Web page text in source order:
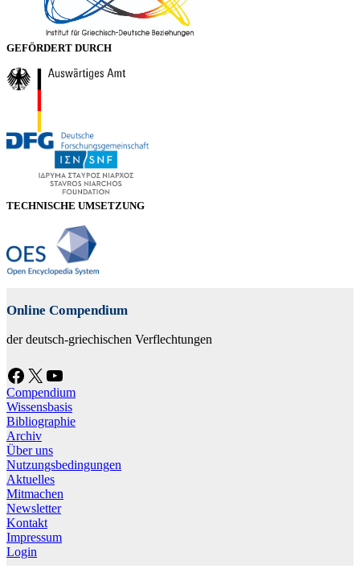
GEFÖRDERT DURCH
TECHNISCHE UMSETZUNG
Online Compendium
der deutsch-griechischen Verflechtungen
Facebook X YouTube
Compendium
Wissensbasis
Bibliographie
Archiv
Über uns
Nutzungsbedingungen
Aktuelles
Mitmachen
Newsletter
Kontakt
Impressum
Login